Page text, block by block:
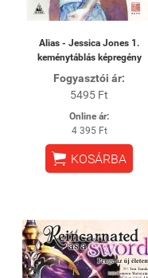
Alias - Jessica Jones 1.
keménytáblás képregény
Fogyasztói ár:
5495 Ft
Online ár:
4 395 Ft
 KOSÁRBA